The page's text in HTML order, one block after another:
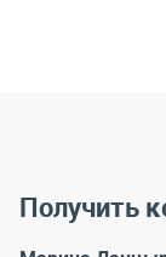
Получить